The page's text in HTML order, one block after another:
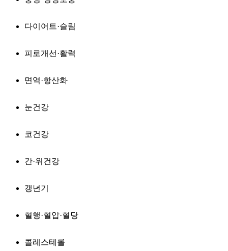
다이어트·슬림
피로개선·활력
면역·항산화
눈건강
코건강
간·위건강
갱년기
혈행·혈압·혈당
콜레스테롤